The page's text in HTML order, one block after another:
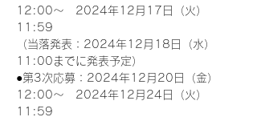
12:00～　2024年12月17日（火）
11:59
（当落発表：2024年12月18日（水）
11:00までに発表予定）
●第3次応募：2024年12月20日（金）
12:00～　2024年12月24日（火）
11:59